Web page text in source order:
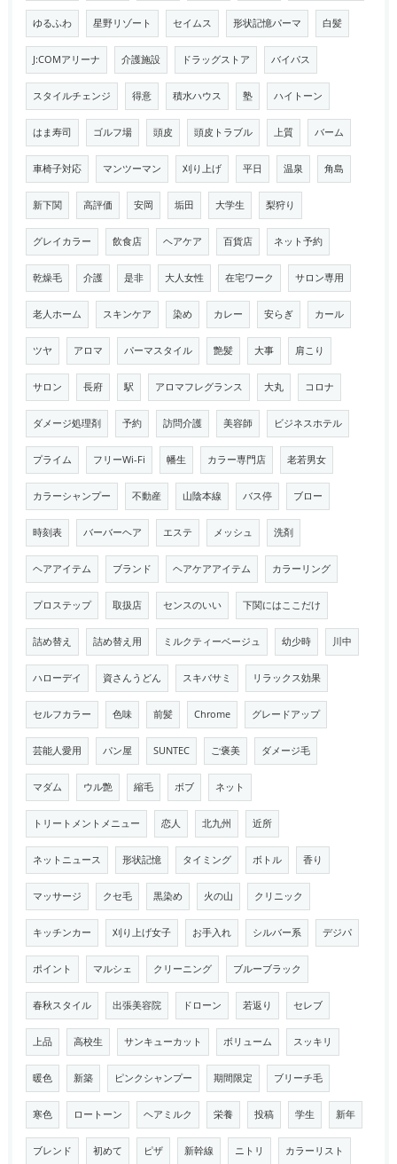
ゆるふわ 星野リゾート セイムス 形状記憶パーマ 白髪
J:COMアリーナ 介護施設 ドラッグストア バイパス
スタイルチェンジ 得意 積水ハウス 塾 ハイトーン
はま寿司 ゴルフ場 頭皮 頭皮トラブル 上質 バーム
車椅子対応 マンツーマン 刈り上げ 平日 温泉 角島
新下関 高評価 安岡 垢田 大学生 梨狩り
グレイカラー 飲食店 ヘアケア 百貨店 ネット予約
乾燥毛 介護 是非 大人女性 在宅ワーク サロン専用
老人ホーム スキンケア 染め カレー 安らぎ カール
ツヤ アロマ パーマスタイル 艶髪 大事 肩こり
サロン 長府 駅 アロマフレグランス 大丸 コロナ
ダメージ処理剤 予約 訪問介護 美容師 ビジネスホテル
プライム フリーWi-Fi 幡生 カラー専門店 老若男女
カラーシャンプー 不動産 山陰本線 バス停 ブロー
時刻表 バーバーヘア エステ メッシュ 洗剤
ヘアアイテム ブランド ヘアケアアイテム カラーリング
プロステップ 取扱店 センスのいい 下関にはここだけ
詰め替え 詰め替え用 ミルクティーベージュ 幼少時 川中
ハローデイ 資さんうどん スキバサミ リラックス効果
セルフカラー 色味 前髪 Chrome グレードアップ
芸能人愛用 パン屋 SUNTEC ご褒美 ダメージ毛
マダム ウル艶 縮毛 ボブ ネット
トリートメントメニュー 恋人 北九州 近所
ネットニュース 形状記憶 タイミング ボトル 香り
マッサージ クセ毛 黒染め 火の山 クリニック
キッチンカー 刈り上げ女子 お手入れ シルバー系 デジパ
ポイント マルシェ クリーニング ブルーブラック
春秋スタイル 出張美容院 ドローン 若返り セレブ
上品 高校生 サンキューカット ボリューム スッキリ
暖色 新築 ピンクシャンプー 期間限定 ブリーチ毛
寒色 ロートーン ヘアミルク 栄養 投稿 学生 新年
ブレンド 初めて ピザ 新幹線 ニトリ カラーリスト